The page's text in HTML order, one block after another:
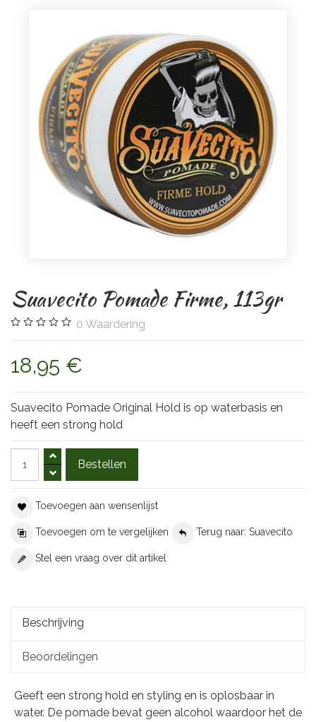
Suavecito Pomade Firme, 113gr
0 Waardering
18,95 €
Suavecito Pomade Original Hold is op waterbasis en
heeft een strong hold
Toevoegen aan wensenlijst
Toevoegen om te vergelijken Terug naar: Suavecito
Stel een vraag over dit artikel
Beschrijving
Beoordelingen
Geeft een strong hold en styling en is oplosbaar in
water. De pomade bevat geen alcohol waardoor het de